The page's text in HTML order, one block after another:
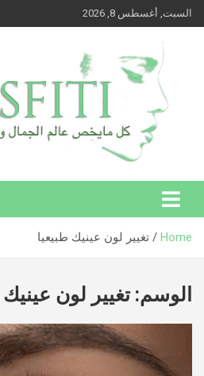
Skip
to
السبت, أغسطس 8, 2026
وصفتي – كل ما
والوصفات الطبيعية
Home تغيير لون عينيك طبيعيا
الوسم:تغيير لون عينيك